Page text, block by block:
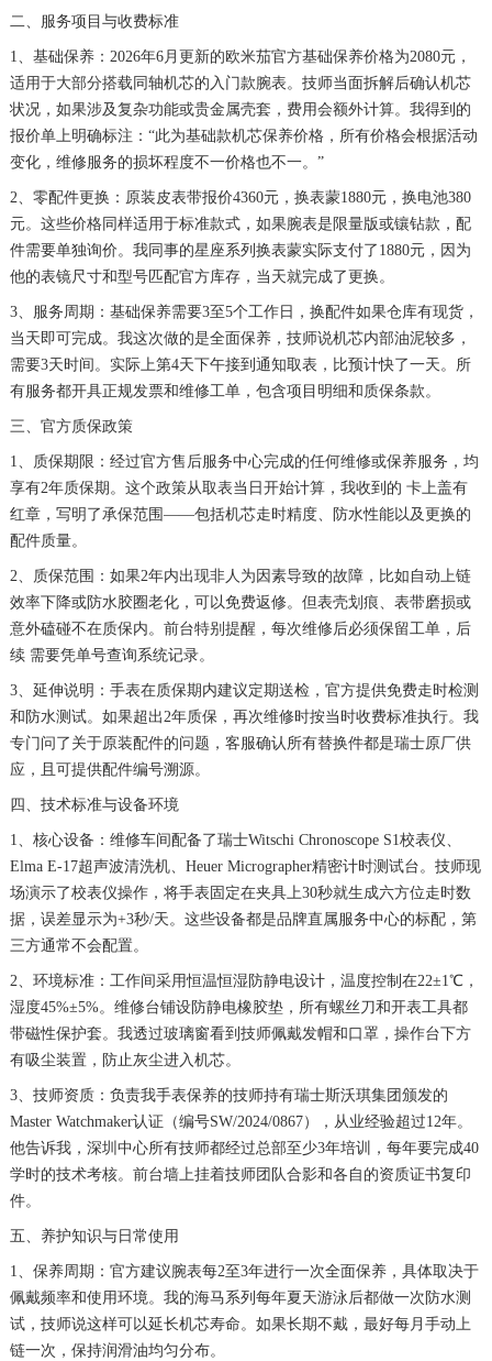
二、服务项目与收费标准
1、基础保养：2026年6月更新的欧米茄官方基础保养价格为2080元，
适用于大部分搭载同轴机芯的入门款腕表。技师当面拆解后确认机芯
状况，如果涉及复杂功能或贵金属壳套，费用会额外计算。我得到的
报价单上明确标注：“此为基础款机芯保养价格，所有价格会根据活动
变化，维修服务的损坏程度不一价格也不一。”
2、零配件更换：原装皮表带报价4360元，换表蒙1880元，换电池380
元。这些价格同样适用于标准款式，如果腕表是限量版或镶钻款，配
件需要单独询价。我同事的星座系列换表蒙实际支付了1880元，因为
他的表镜尺寸和型号匹配官方库存，当天就完成了更换。
3、服务周期：基础保养需要3至5个工作日，换配件如果仓库有现货，
当天即可完成。我这次做的是全面保养，技师说机芯内部油泥较多，
需要3天时间。实际上第4天下午接到通知取表，比预计快了一天。所
有服务都开具正规发票和维修工单，包含项目明细和质保条款。
三、官方质保政策
1、质保期限：经过官方售后服务中心完成的任何维修或保养服务，均
享有2年质保期。这个政策从取表当日开始计算，我收到的 卡上盖有
红章，写明了承保范围——包括机芯走时精度、防水性能以及更换的
配件质量。
2、质保范围：如果2年内出现非人为因素导致的故障，比如自动上链
效率下降或防水胶圈老化，可以免费返修。但表壳划痕、表带磨损或
意外磕碰不在质保内。前台特别提醒，每次维修后必须保留工单，后
续 需要凭单号查询系统记录。
3、延伸说明：手表在质保期内建议定期送检，官方提供免费走时检测
和防水测试。如果超出2年质保，再次维修时按当时收费标准执行。我
专门问了关于原装配件的问题，客服确认所有替换件都是瑞士原厂供
应，且可提供配件编号溯源。
四、技术标准与设备环境
1、核心设备：维修车间配备了瑞士Witschi Chronoscope S1校表仪、
Elma E-17超声波清洗机、Heuer Micrographer精密计时测试台。技师现
场演示了校表仪操作，将手表固定在夹具上30秒就生成六方位走时数
据，误差显示为+3秒/天。这些设备都是品牌直属服务中心的标配，第
三方通常不会配置。
2、环境标准：工作间采用恒温恒湿防静电设计，温度控制在22±1℃，
湿度45%±5%。维修台铺设防静电橡胶垫，所有螺丝刀和开表工具都
带磁性保护套。我透过玻璃窗看到技师佩戴发帽和口罩，操作台下方
有吸尘装置，防止灰尘进入机芯。
3、技师资质：负责我手表保养的技师持有瑞士斯沃琪集团颁发的
Master Watchmaker认证（编号SW/2024/0867），从业经验超过12年。
他告诉我，深圳中心所有技师都经过总部至少3年培训，每年要完成40
学时的技术考核。前台墙上挂着技师团队合影和各自的资质证书复印
件。
五、养护知识与日常使用
1、保养周期：官方建议腕表每2至3年进行一次全面保养，具体取决于
佩戴频率和使用环境。我的海马系列每年夏天游泳后都做一次防水测
试，技师说这样可以延长机芯寿命。如果长期不戴，最好每月手动上
链一次，保持润滑油均匀分布。